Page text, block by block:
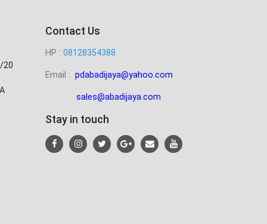
20
Contact Us
HP : 08128354388
Email : pdabadijaya@yahoo.com
sales@abadijaya.com
Stay in touch